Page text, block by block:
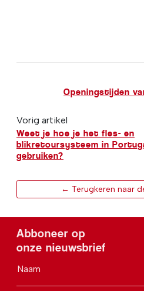
Openingstijden
Vorig artikel
Weet je hoe je het fles- en
blikretoursysteem in
gebruiken?
← Terugkeren naar
Abboneer op
onze nieuwsbrief
Naam